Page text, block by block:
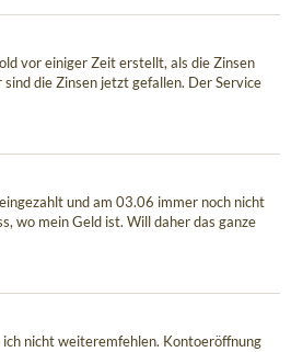
vor einiger Zeit erstellt, als die Zinsen
die Zinsen jetzt gefallen. Der Service
und am 03.06 immer noch nicht
wo mein Geld ist. Will daher das ganze
ich nicht weiteremfehlen. Kontoeröffnung